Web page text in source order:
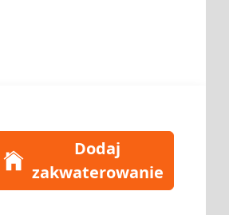
Dodaj
zakwaterowanie